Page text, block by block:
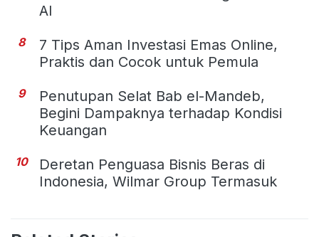
AI
8
7 Tips Aman Investasi Emas Online,
Praktis dan Cocok untuk Pemula
9
Penutupan Selat Bab el-Mandeb,
Begini Dampaknya terhadap Kondisi
Keuangan
10
Deretan Penguasa Bisnis Beras di
Indonesia, Wilmar Group Termasuk